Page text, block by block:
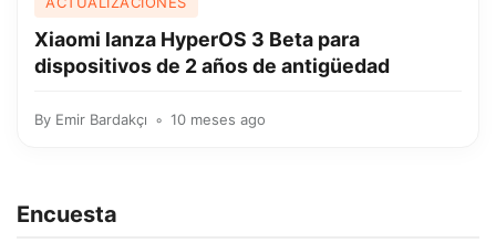
Xiaomi lanza HyperOS 3 Beta para
dispositivos de 2 años de antigüedad
By Emir Bardakçı 10 meses ago
Encuesta